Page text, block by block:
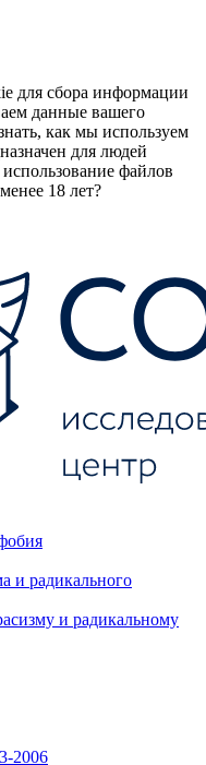
для сбора информации
данные вашего
как мы используем
для людей
файлов
18 лет?
и радикального
и радикальному
2006